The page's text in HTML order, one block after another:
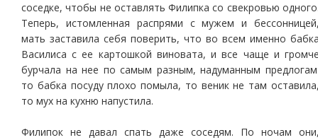
соседке, чтобы не оставлять Филипка со свекровью
Теперь, истомленная распрями с мужем и
мать заставила себя поверить, что во всем именно
Василиса с ее картошкой виновата, и все чаще и
бурчала на нее по самым разным, надуманным
то бабка посуду плохо помыла, то веник не там
то мух на кухню напустила.
Филипок не давал спать даже соседям. По ночам